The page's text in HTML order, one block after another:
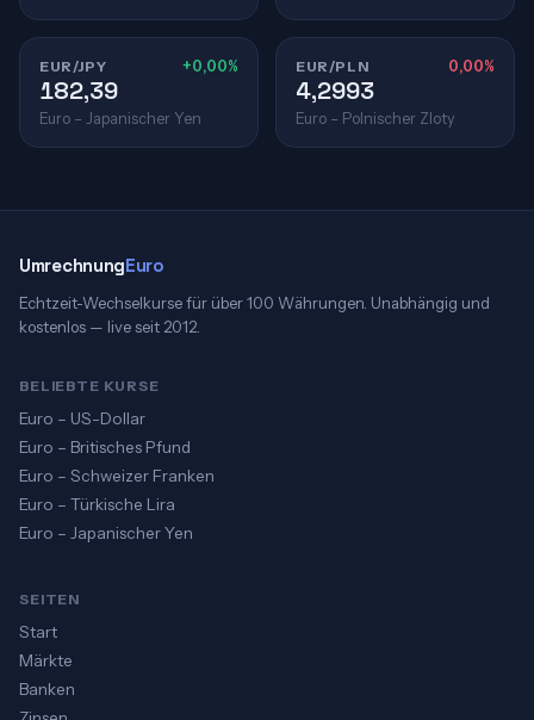
EUR/JPY +0,00%
182,39
Euro – Japanischer Yen
EUR/PLN 0,00%
4,2993
Euro – Polnischer Zloty
UmrechnungEuro
Echtzeit-Wechselkurse für über 100 Währungen. Unabhängig und
kostenlos — live seit 2012.
BELIEBTE KURSE
Euro – US-Dollar
Euro – Britisches Pfund
Euro – Schweizer Franken
Euro – Türkische Lira
Euro – Japanischer Yen
SEITEN
Start
Märkte
Banken